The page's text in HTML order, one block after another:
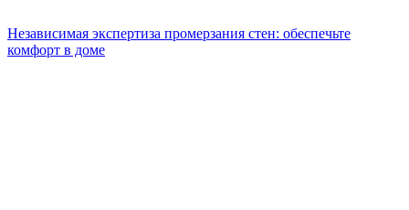
Независимая экспертиза промерзания стен: обеспечьте
комфорт в доме